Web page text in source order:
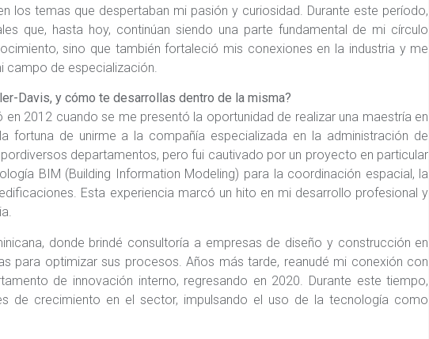
los temas que despertaban mi pasión y curiosidad. Durante este período,
que, hasta hoy, continúan siendo una parte fundamental de mi círculo
sino que también fortaleció mis conexiones en la industria y me
campo de especialización.
Davis, y cómo te desarrollas dentro de la misma?
2012 cuando se me presentó la oportunidad de realizar una maestría en
fortuna de unirme a la compañía especializada en la administración de
departamentos, pero fui cautivado por un proyecto en particular
BIM (Building Information Modeling) para la coordinación espacial, la
Esta experiencia marcó un hito en mi desarrollo profesional y
donde brindé consultoría a empresas de diseño y construcción en
para optimizar sus procesos. Años más tarde, reanudé mi conexión con
de innovación interno, regresando en 2020. Durante este tiempo,
de crecimiento en el sector, impulsando el uso de la tecnología como